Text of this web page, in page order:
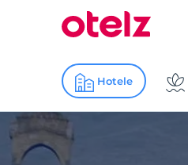
Hotele